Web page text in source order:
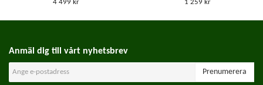
4 499 kr
1 259 kr
Anmäl dig till vårt nyhetsbrev
Prenumerera